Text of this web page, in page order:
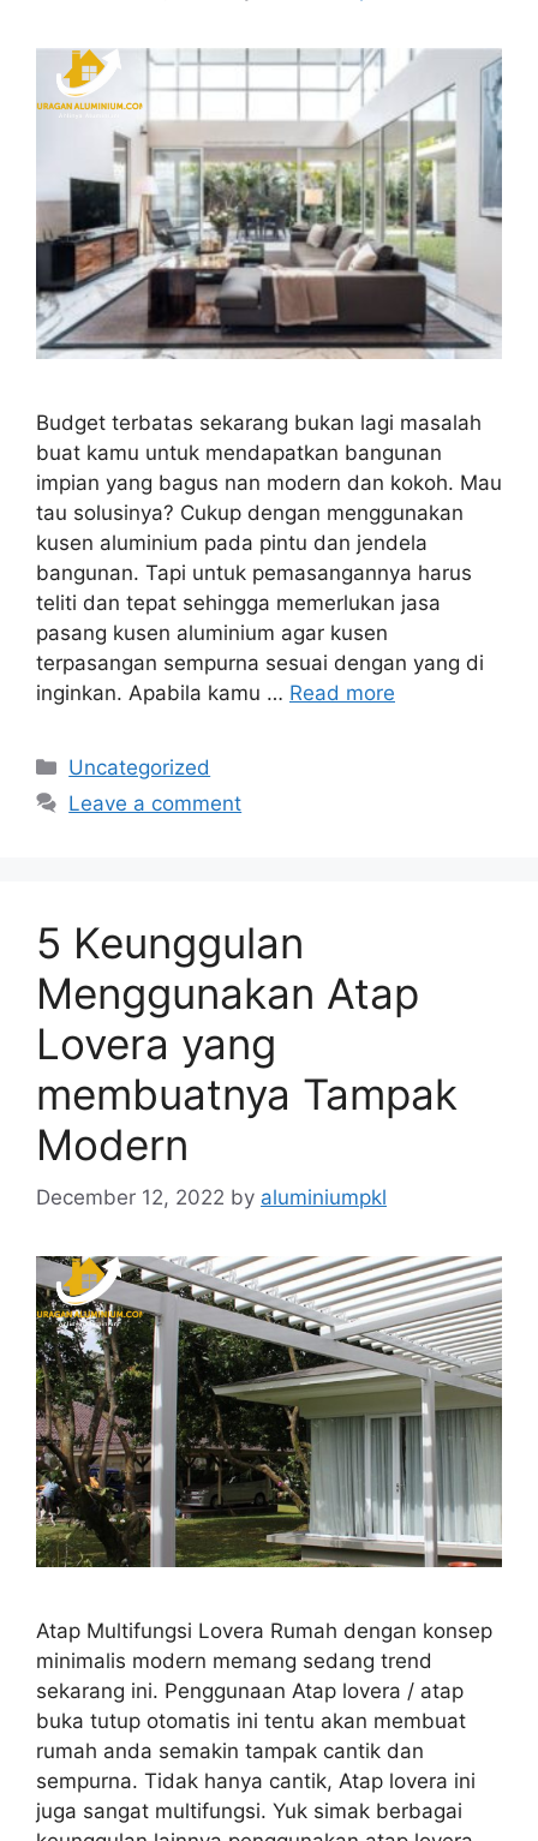
Budget terbatas sekarang bukan lagi masalah
buat kamu untuk mendapatkan bangunan
impian yang bagus nan modern dan kokoh. Mau
tau solusinya? Cukup dengan menggunakan
kusen aluminium pada pintu dan jendela
bangunan. Tapi untuk pemasangannya harus
teliti dan tepat sehingga memerlukan jasa
pasang kusen aluminium agar kusen
terpasangan sempurna sesuai dengan yang di
inginkan. Apabila kamu … Read more
Categories
Uncategorized
Leave a comment
5 Keunggulan
Menggunakan Atap
Lovera yang
membuatnya Tampak
Modern
December 12, 2022 by aluminiumpkl
Atap Multifungsi Lovera Rumah dengan konsep
minimalis modern memang sedang trend
sekarang ini. Penggunaan Atap lovera / atap
buka tutup otomatis ini tentu akan membuat
rumah anda semakin tampak cantik dan
sempurna. Tidak hanya cantik, Atap lovera ini
juga sangat multifungsi. Yuk simak berbagai